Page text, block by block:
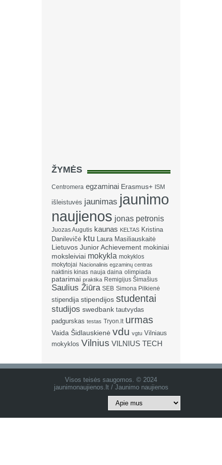
ŽYMĖS
Centromera egzaminai Erasmus+ ISM
išleistuvės jaunimas jaunimo
naujienos jonas petronis
Juozas Augutis kaunas KELTAS Kristina
Danilevičė ktu Laura Masiliauskaitė
Lietuvos Junior Achievement mokiniai
moksleiviai mokykla mokyklos
mokytojai Nacionalinis egzaminų centras
naktinis kinas nauja daina olimpiada
patarimai praktika Remigijus Šimašius
Saulius Žiūra SEB Simona Pilkienė
stipendija stipendijos studentai
studijos swedbank tautvydas
padgurskas testas Tryon.lt urmas
Vaida Šidlauskienė vdu vgtu Vilniaus
mokyklos Vilnius VILNIUS TECH
Visos teisės saugomos. © 2024
jaunimonaujienos.lt / Jaunimo naujienos